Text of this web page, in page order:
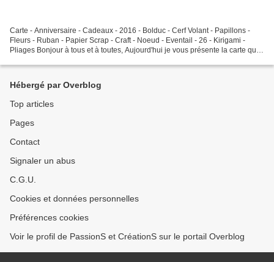
Carte - Anniversaire - Cadeaux - 2016 - Bolduc - Cerf Volant - Papillons -
Fleurs - Ruban - Papier Scrap - Craft - Noeud - Eventail - 26 - Kirigami -
Pliages Bonjour à tous et à toutes, Aujourd'hui je vous présente la carte que
Hébergé par Overblog
Top articles
Pages
Contact
Signaler un abus
C.G.U.
Cookies et données personnelles
Préférences cookies
Voir le profil de PassionS et CréationS sur le portail Overblog